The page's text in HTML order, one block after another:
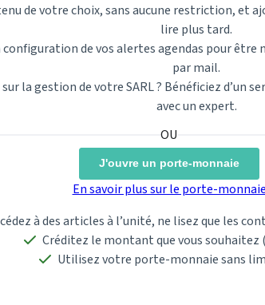
de votre choix, sans aucune restriction, et
lire plus tard.
de vos alertes agendas pour
par mail.
la gestion de votre SARL ? Bénéficiez d’un
avec un expert.
J'ouvre un porte-monnaie
En savoir plus sur le porte-monnaie
à des articles à l’unité, ne lisez que les
Créditez le montant que vous souhaitez
Utilisez votre porte-monnaie sans